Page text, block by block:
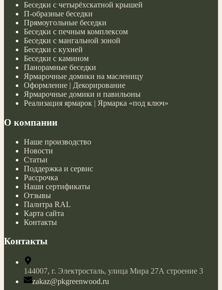
Беседки с четырёхскатной крышей
П-образные беседки
Прямоугольные беседки
Беседки с печным комплексом
Беседки с мангальной зоной
Беседки с кухней
Беседки с камином
Панорамные беседки
Ярмарочные домики на масленицу
Оформление | Декорирование
Ярмарочные домики и павильоны
Реализация ярмарок | Ярмарка «под ключ»
О компании
Наше производство
Новости
Статьи
Поддержка и сервис
Рассрочка
Наши сертификаты
Отзывы
Палитра RAL
Карта сайта
Контакты
Контакты
144007, г. Электросталь, улица Мира 27А строение 3
zakaz@pkgreenwood.ru